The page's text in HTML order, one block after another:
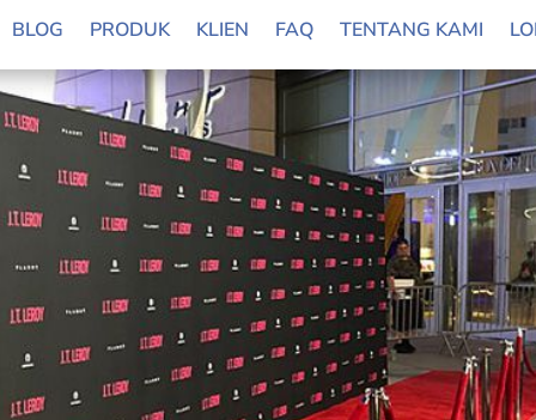
BLOG PRODUK KLIEN FAQ TENTANG KAMI